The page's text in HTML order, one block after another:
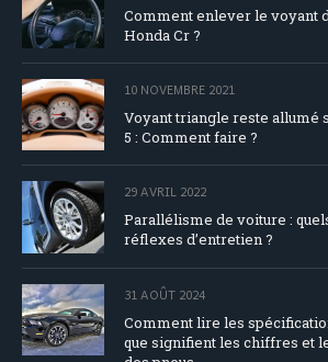
Comment enlever le voyant
Honda Cr ?
10 NOVEMBRE 2021
Voyant triangle reste allumé
5 : Comment faire ?
29 AVRIL 2022
Parallélisme de voiture :
réflexes d’entretien ?
31 AOÛT 2024
Comment lire les
que signifient les chiffres et